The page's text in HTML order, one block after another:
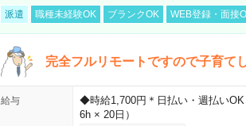
派遣 職種未経験OK ブランクOK WEB登録・面接
完全フルリモートですので子育て
給与
◆時給1,700円＊日払い・週払い
6h × 20日）